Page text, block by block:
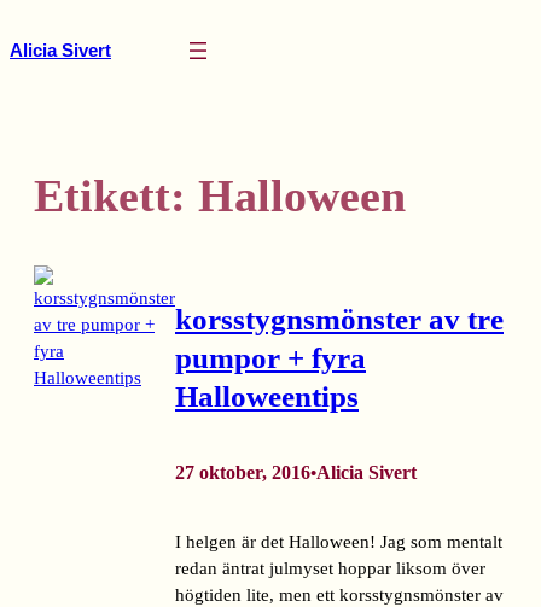
till
Alicia Sivert
Etikett: Halloween
korsstygnsmönster av tre
pumpor + fyra
Halloweentips
27 oktober, 2016•Alicia Sivert
I helgen är det Halloween! Jag som mentalt
redan äntrat julmyset hoppar liksom över
högtiden lite, men ett korsstygnsmönster av